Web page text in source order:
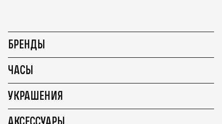
БРЕНДЫ
ЧАСЫ
УКРАШЕНИЯ